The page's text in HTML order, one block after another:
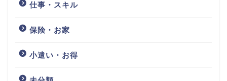
仕事・スキル
保険・お家
小遣い・お得